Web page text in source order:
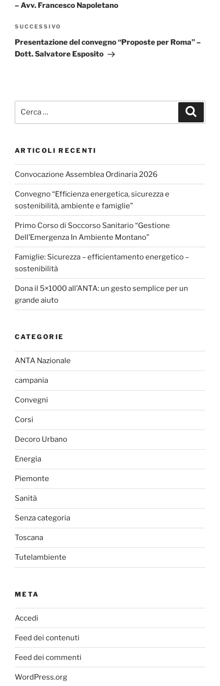
– Avv. Francesco Napoletano
Articolo
successivo
SUCCESSIVO
Presentazione del convegno “Proposte per Roma” –
Dott. Salvatore Esposito
ARTICOLI RECENTI
Convocazione Assemblea Ordinaria 2026
Convegno “Efficienza energetica, sicurezza e
sostenibilità, ambiente e famiglie”
Primo Corso di Soccorso Sanitario “Gestione
Dell’Emergenza In Ambiente Montano”
Famiglie: Sicurezza – efficientamento energetico –
sostenibilità
Dona il 5×1000 all’ANTA: un gesto semplice per un
grande aiuto
CATEGORIE
ANTA Nazionale
campania
Convegni
Corsi
Decoro Urbano
Energia
Piemonte
Sanità
Senza categoria
Toscana
Tutelambiente
META
Accedi
Feed dei contenuti
Feed dei commenti
WordPress.org